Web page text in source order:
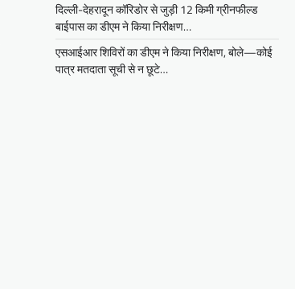
दिल्ली-देहरादून कॉरिडोर से जुड़ी 12 किमी ग्रीनफील्ड
बाईपास का डीएम ने किया निरीक्षण…
एसआईआर शिविरों का डीएम ने किया निरीक्षण, बोले—कोई
पात्र मतदाता सूची से न छूटे…